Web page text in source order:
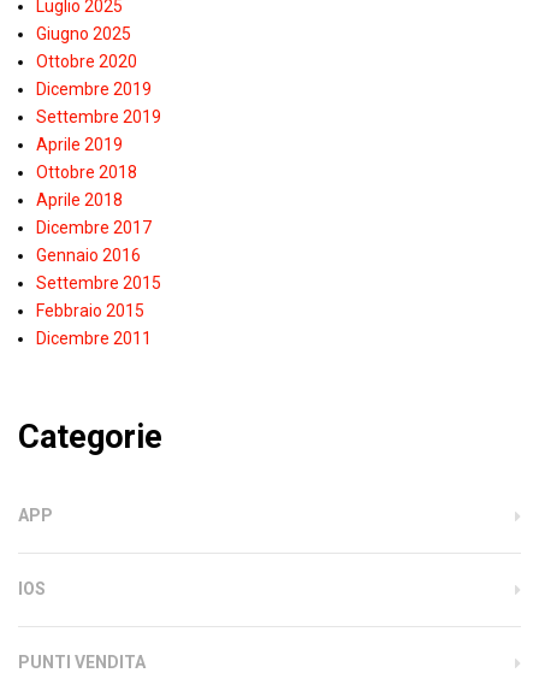
Luglio 2025
Giugno 2025
Ottobre 2020
Dicembre 2019
Settembre 2019
Aprile 2019
Ottobre 2018
Aprile 2018
Dicembre 2017
Gennaio 2016
Settembre 2015
Febbraio 2015
Dicembre 2011
Categorie
APP
IOS
PUNTI VENDITA